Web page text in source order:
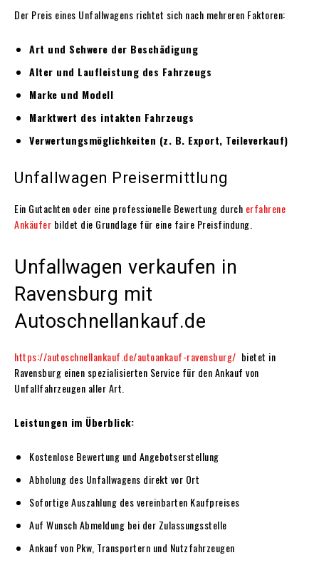
Der Preis eines Unfallwagens richtet sich nach mehreren Faktoren:
Art und Schwere der Beschädigung
Alter und Laufleistung des Fahrzeugs
Marke und Modell
Marktwert des intakten Fahrzeugs
Verwertungsmöglichkeiten (z. B. Export, Teileverkauf)
Unfallwagen Preisermittlung
Ein Gutachten oder eine professionelle Bewertung durch erfahrene
Ankäufer bildet die Grundlage für eine faire Preisfindung.
Unfallwagen verkaufen in
Ravensburg mit
Autoschnellankauf.de
https://autoschnellankauf.de/autoankauf-ravensburg/ bietet in
Ravensburg einen spezialisierten Service für den Ankauf von
Unfallfahrzeugen aller Art.
Leistungen im Überblick:
Kostenlose Bewertung und Angebotserstellung
Abholung des Unfallwagens direkt vor Ort
Sofortige Auszahlung des vereinbarten Kaufpreises
Auf Wunsch Abmeldung bei der Zulassungsstelle
Ankauf von Pkw, Transportern und Nutzfahrzeugen